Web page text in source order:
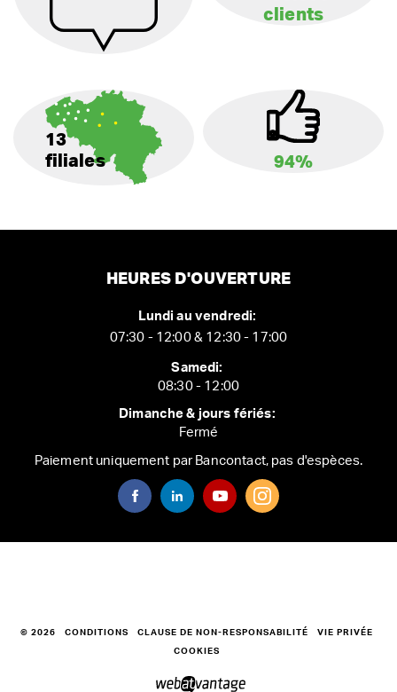
clients
13
filiales
94%
HEURES D'OUVERTURE
Lundi au vendredi:
07:30 - 12:00 & 12:30 - 17:00
Samedi:
08:30 - 12:00
Dimanche & jours fériés:
Fermé
Paiement uniquement par Bancontact, pas d'espèces.
© 2026 CONDITIONS CLAUSE DE NON-RESPONSABILITÉ VIE PRIVÉE
COOKIES